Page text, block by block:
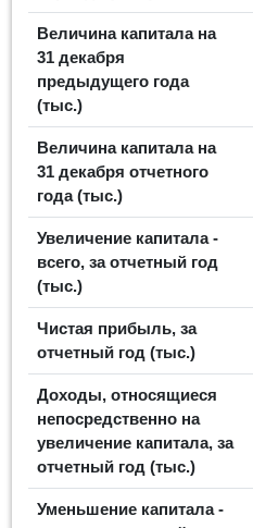
Величина капитала на
31 декабря
предыдущего года
(тыс.)
Величина капитала на
31 декабря отчетного
года (тыс.)
Увеличение капитала -
всего, за отчетный год
(тыс.)
Чистая прибыль, за
отчетный год (тыс.)
Доходы, относящиеся
непосредственно на
увеличение капитала, за
отчетный год (тыс.)
Уменьшение капитала -